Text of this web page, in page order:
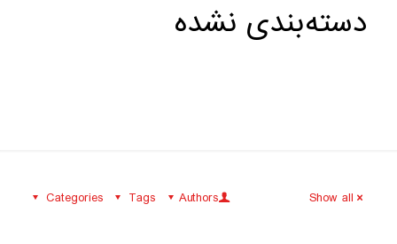
دسته‌بندی نشده
Categories Tags Authors Show all